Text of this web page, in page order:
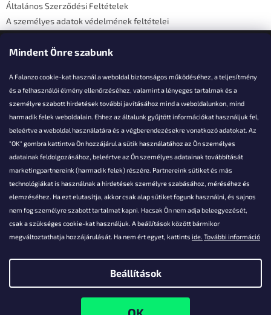
Mindent Önre szabunk
A Falanzo cookie-kat használ a weboldal biztonságos működéséhez, a teljesítmény
és a felhasználói élmény ellenőrzéséhez, valamint a lényeges tartalmak és a
személyre szabott hirdetések további javításához mind a weboldalunkon, mind
harmadik felek weboldalain. Ehhez az általunk gyűjtött információkat használjuk fel,
beleértve a weboldal használatára és a végberendezésekre vonatkozó adatokat. Az
"OK" gombra kattintva Ön hozzájárul a sütik használatához az Ön személyes
adatainak feldolgozásához, beleértve az Ön személyes adatainak továbbítását
marketingpartnereink (harmadik felek) részére. Partnereink sütiket és más
technológiákat is használnak a hirdetések személyre szabásához, méréséhez és
elemzéséhez. Ha ezt elutasítja, akkor csak alap sütiket fogunk használni, és sajnos
nem fog személyre szabott tartalmat kapni. Hacsak Ön nem adja beleegyezését,
csak a szükséges cookie-kat használjuk. A beállítások között bármikor
megváltoztathatja hozzájárulását. Ha nem ért egyet, kattints ide. További információ
Beállítások
Általános Szerződési Feltételek
A személyes adatok védelmének feltételei
Elérhetőségi adatok
Akarsz kérdezni valamit?
info@falanzo.hu